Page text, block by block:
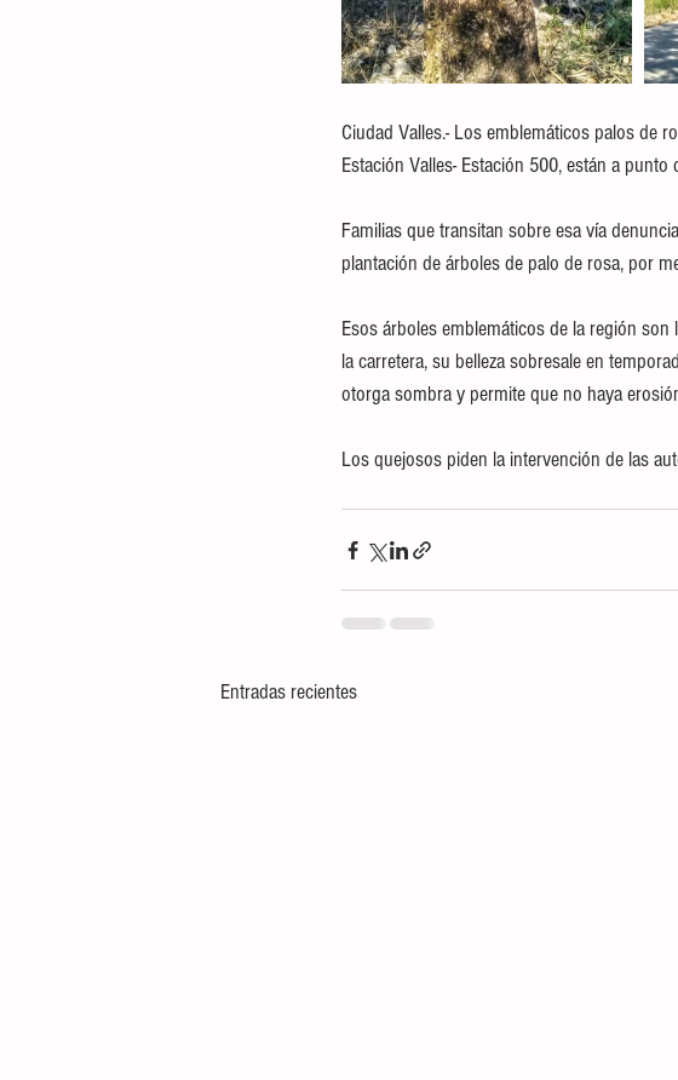
Ciudad Valles.- Los emblemáticos palos de
Estación Valles- Estación 500, están a
Familias que transitan sobre esa vía
plantación de árboles de palo de rosa, por
Esos árboles emblemáticos de la región
la carretera, su belleza sobresale en
otorga sombra y permite que no haya
Los quejosos piden la intervención de las
Entradas recientes